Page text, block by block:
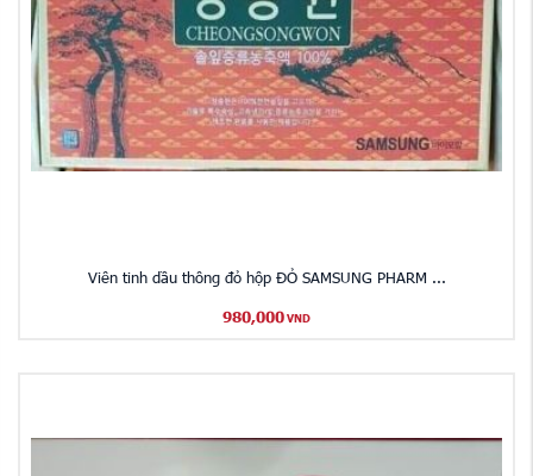
Viên tinh dầu thông đỏ hộp ĐỎ SAMSUNG PHARM ...
980,000 VND